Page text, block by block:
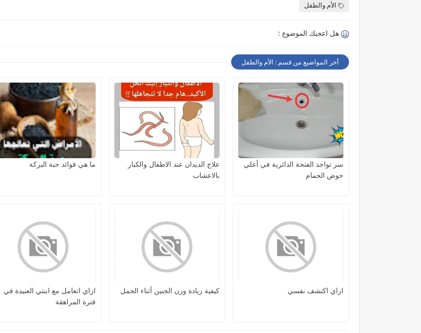
الأم والطفل
هل اعجبك الموضوع :
أخر المواضيع من قسم : الأم والطفل
سر تواجد الفتحة الدائرية في أعلي
حوض الحمام
علاج الديدان عند الاطفال والكبار
بالاعشاب
ما هي فوائد حبة البركة
ازاي اكتشف نفسي كيفية زيادة وزن الجنين أثناء الحمل
ازاي اتعامل مع ابنتي العنيدة في
فترة المراهقة